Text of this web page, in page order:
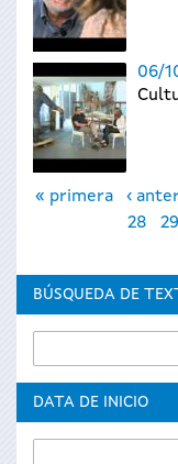
06/
Páginas
« primera ‹
28
29
BÚSQUEDA DE
DATA DE INICIO